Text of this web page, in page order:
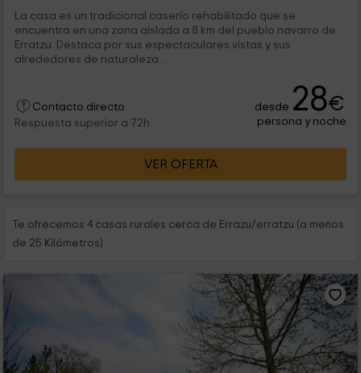
La casa es un tradicional caserío rehabilitado que se
encuentra en una zona aislada a 8 km del pueblo navarro de
Erratzu. Destaca por sus espectaculares vistas y sus
alrededores de naturaleza...
Contacto directo
Respuesta superior a 72h
desde 28€
persona y noche
VER OFERTA
Te ofrecemos 4 casas rurales cerca de Errazu/erratzu (a menos
de 25 Kilómetros)